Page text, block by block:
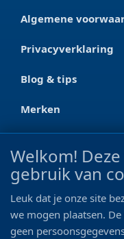
Algemene
Privacyverklaring
Blog & tips
Merken
Ootmarsumseweg
0546 - 622 990
Welkom!
gebruik van
Leuk dat je onze site
we mogen plaatsen.
geen